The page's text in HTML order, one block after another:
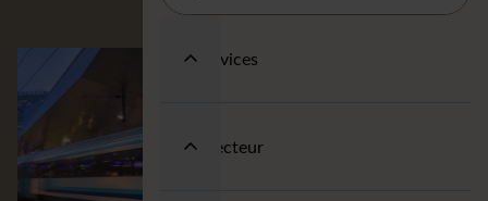
Nos Services
Votre secteur